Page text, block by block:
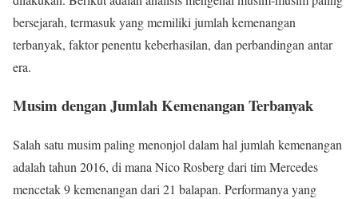
bersejarah, termasuk yang memiliki jumlah kemenangan
terbanyak, faktor penentu keberhasilan, dan perbandingan antar
era.
Musim dengan Jumlah Kemenangan Terbanyak
Salah satu musim paling menonjol dalam hal jumlah kemenangan
adalah tahun 2016, di mana Nico Rosberg dari tim Mercedes
mencetak 9 kemenangan dari 21 balapan. Performanya yang